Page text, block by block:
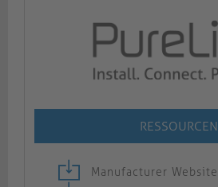
RESSOURCEN
Manufacturer Website